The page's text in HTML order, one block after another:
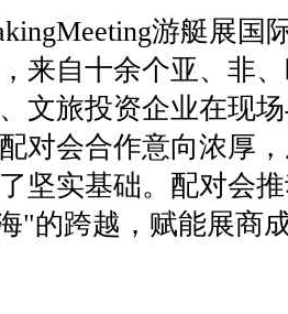
游艇展
来自十余个亚、非
文旅投资企业在现
对会合作意向浓厚
坚实基础。配对会
"的跨越，赋能展商